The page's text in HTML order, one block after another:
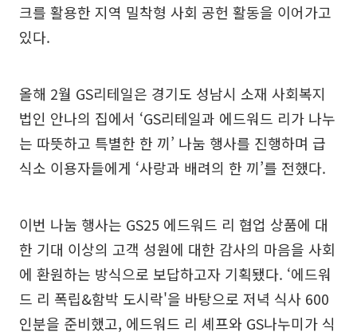
크를 활용한 지역 밀착형 사회 공헌 활동을 이어가고
있다.
올해 2월 GS리테일은 경기도 성남시 소재 사회복지
법인 안나의 집에서 ‘GS리테일과 에드워드 리가 나누
는 따뜻하고 특별한 한 끼’ 나눔 행사를 진행하며 급
식소 이용자들에게 ‘사랑과 배려의 한 끼’를 전했다.
이번 나눔 행사는 GS25 에드워드 리 협업 상품에 대
한 기대 이상의 고객 성원에 대한 감사의 마음을 사회
에 환원하는 방식으로 보답하고자 기획됐다. ‘에드워
드 리 폭립&함박 도시락'을 바탕으로 저녁 식사 600
인분을 준비했고, 에드워드 리 셰프와 GS나누미가 식